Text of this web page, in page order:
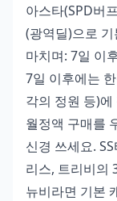
아스타(SPD버
(광역딜)으로
마치며: 7일 이
7일 이후에는
각의 정원 등)
월정액 구매를
신경 쓰세요.
리스, 트리비의
뉴비라면 기본